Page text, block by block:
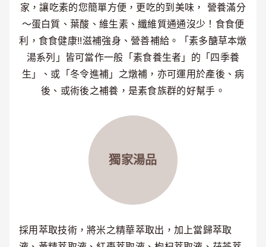
家，讓吃素的您簡單方便，更吃的到美味， 營養滿分
～蛋白質、葉酸、維生素、纖維質通通沒少！食食便
利，食食健康!!滋補強身、營善補給。「素多醣草本燉
湯系列」皆可當作一般「素食養生者」的「四季養
生」、或「冬令進補」之燉補，亦可運用於產後、病
後、或術後之補養，是素食族群的好幫手。
獨家湯品
採用萃取技術，將米之精華萃取出，加上當歸萃取